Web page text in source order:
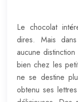
Le chocolat
dires. Mais
aucune
bien chez les
ne se destine
obtenu ses